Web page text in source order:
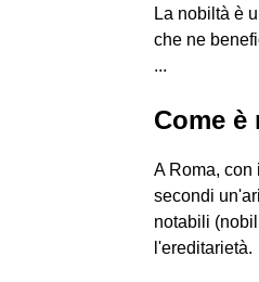
La nobiltà è
che ne
...
Come è
A Roma, con
secondi
notabili
l'ereditarietà.